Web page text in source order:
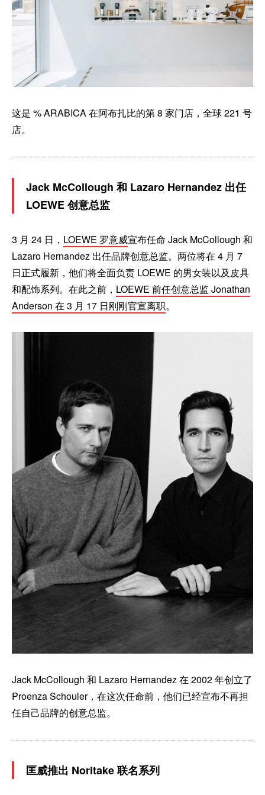
这是 % ARABICA 在阿布扎比的第 8 家门店，全球 221 号
店。
Jack McCollough 和 Lazaro Hernandez 出任
LOEWE 创意总监
3 月 24 日， LOEWE 罗意威宣布任命 Jack McCollough 和
Lazaro Hernandez 出任品牌创意总监。两位将在 4 月 7
日正式履新，他们将全面负责 LOEWE 的男女装以及皮具
和配饰系列。在此之前， LOEWE 前任创意总监 Jonathan
Anderson 在 3 月 17 日刚刚官宣离职。
Jack McCollough 和 Lazaro Hernandez 在 2002 年创立了
Proenza Schouler，在这次任命前，他们已经宣布不再担
任自己品牌的创意总监。
匡威推出 Noritake 联名系列